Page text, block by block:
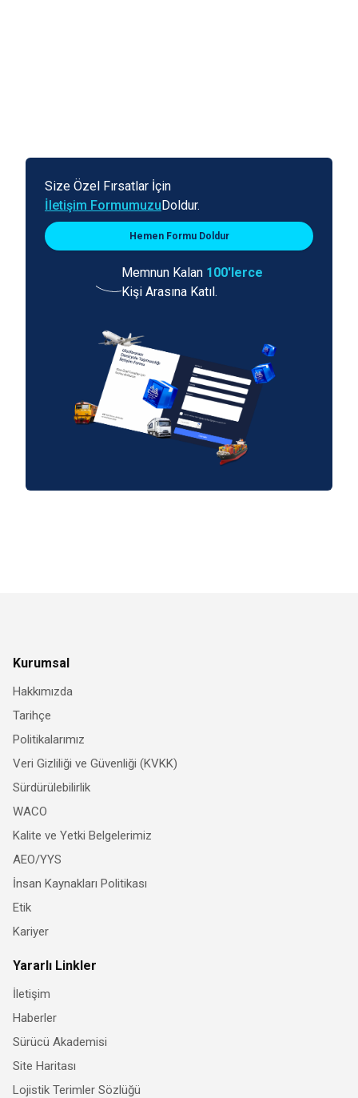
Size Özel Fırsatlar İçin
İletişim Formumuzu Doldur.
Hemen Formu Doldur
Memnun Kalan 100'lerce
Kişi Arasına Katıl.
Kurumsal
Hakkımızda
Tarihçe
Politikalarımız
Veri Gizliliği ve Güvenliği (KVKK)
Sürdürülebilirlik
WACO
Kalite ve Yetki Belgelerimiz
AEO/YYS
İnsan Kaynakları Politikası
Etik
Kariyer
Yararlı Linkler
İletişim
Haberler
Sürücü Akademisi
Site Haritası
Lojistik Terimler Sözlüğü